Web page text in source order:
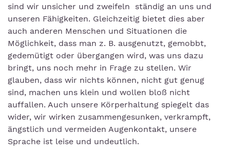
sind wir unsicher und zweifeln ständig an uns und
unseren Fähigkeiten. Gleichzeitig bietet dies aber
auch anderen Menschen und Situationen die
Möglichkeit, dass man z. B. ausgenutzt, gemobbt,
gedemütigt oder übergangen wird, was uns dazu
bringt, uns noch mehr in Frage zu stellen. Wir
glauben, dass wir nichts können, nicht gut genug
sind, machen uns klein und wollen bloß nicht
auffallen. Auch unsere Körperhaltung spiegelt das
wider, wir wirken zusammengesunken, verkrampft,
ängstlich und vermeiden Augenkontakt, unsere
Sprache ist leise und undeutlich.